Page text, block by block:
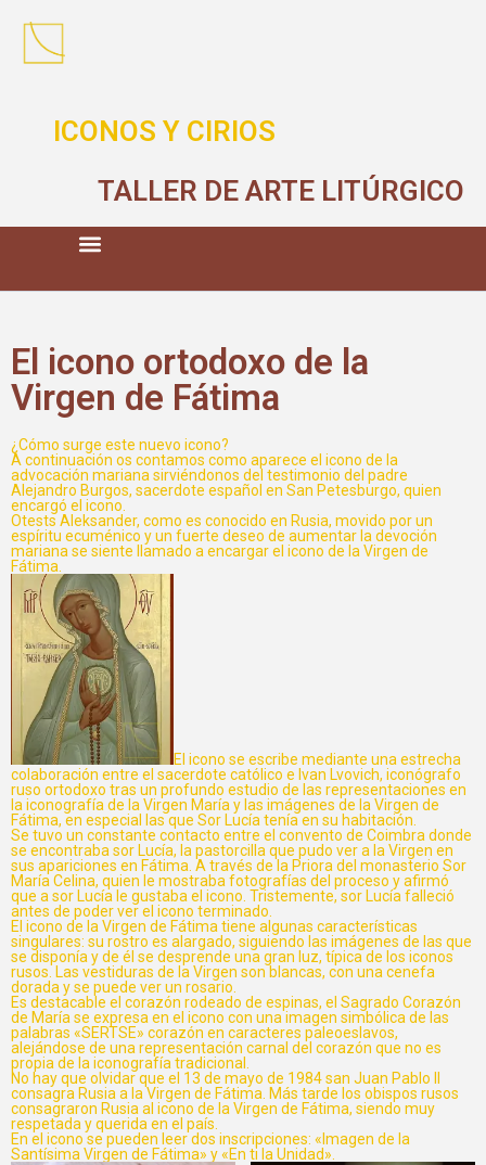
ICONOS Y CIRIOS
TALLER DE ARTE LITÚRGICO
El icono ortodoxo de la
Virgen de Fátima
¿Cómo surge este nuevo icono?
A continuación os contamos como aparece el icono de la
advocación mariana sirviéndonos del testimonio del padre
Alejandro Burgos, sacerdote español en San Petesburgo, quien
encargó el icono.
Otests Aleksander, como es conocido en Rusia, movido por un
espíritu ecuménico y un fuerte deseo de aumentar la devoción
mariana se siente llamado a encargar el icono de la Virgen de
Fátima.
El icono se escribe mediante una estrecha
colaboración entre el sacerdote católico e Ivan Lvovich, iconógrafo
ruso ortodoxo tras un profundo estudio de las representaciones en
la iconografía de la Virgen María y las imágenes de la Virgen de
Fátima, en especial las que Sor Lucía tenía en su habitación.
Se tuvo un constante contacto entre el convento de Coimbra donde
se encontraba sor Lucía, la pastorcilla que pudo ver a la Virgen en
sus apariciones en Fátima. A través de la Priora del monasterio Sor
María Celina, quien le mostraba fotografías del proceso y afirmó
que a sor Lucía le gustaba el icono. Tristemente, sor Lucía falleció
antes de poder ver el icono terminado.
El icono de la Virgen de Fátima tiene algunas características
singulares: su rostro es alargado, siguiendo las imágenes de las que
se disponía y de él se desprende una gran luz, típica de los iconos
rusos. Las vestiduras de la Virgen son blancas, con una cenefa
dorada y se puede ver un rosario.
Es destacable el corazón rodeado de espinas, el Sagrado Corazón
de María se expresa en el icono con una imagen simbólica de las
palabras «SERTSE» corazón en caracteres paleoeslavos,
alejándose de una representación carnal del corazón que no es
propia de la iconografía tradicional.
No hay que olvidar que el 13 de mayo de 1984 san Juan Pablo II
consagra Rusia a la Virgen de Fátima. Más tarde los obispos rusos
consagraron Rusia al icono de la Virgen de Fátima, siendo muy
respetada y querida en el país.
En el icono se pueden leer dos inscripciones: «Imagen de la
Santísima Virgen de Fátima» y «En ti la Unidad».